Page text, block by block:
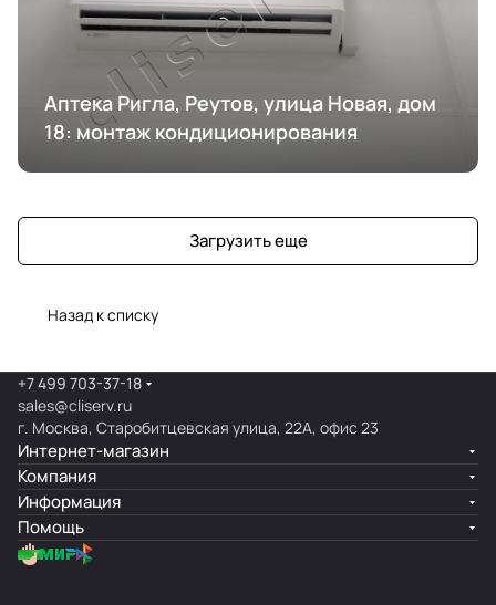
Аптека Ригла, Реутов, улица Новая, дом
18: монтаж кондиционирования
Загрузить еще
Назад к списку
+7 499 703-37-18
sales@cliserv.ru
г. Москва, Старобитцевская улица, 22А, офис 23
Интернет-магазин
Компания
Информация
Помощь